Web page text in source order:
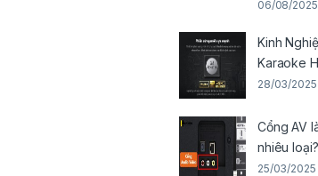
06/08/2025
Kinh
Karaoke
28/03/2025
Cổng AV
nhiêu loại?
25/03/2025